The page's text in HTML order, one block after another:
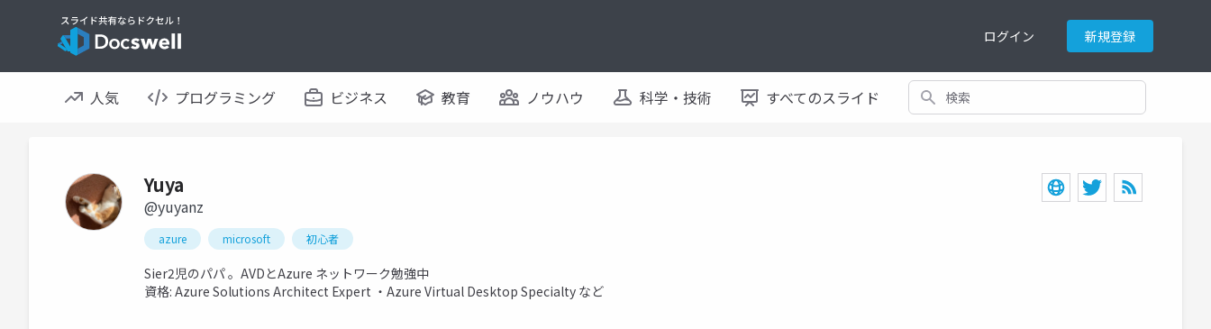
ログイン 新規登録
人気 プログラミング ビジネス 教育 ノウハウ 科学・技術 すべてのスライド 検索
Yuya
@yuyanz
azure microsoft 初心者
Sier2児のパパ 。AVDとAzure ネットワーク勉強中
資格: Azure Solutions Architect Expert ・Azure Virtual Desktop Specialty など